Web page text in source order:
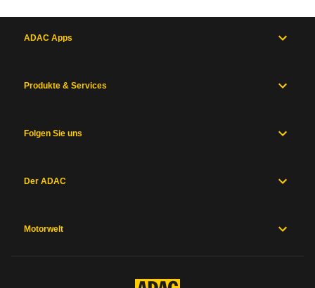
ADAC Apps
Produkte & Services
Folgen Sie uns
Der ADAC
Motorwelt